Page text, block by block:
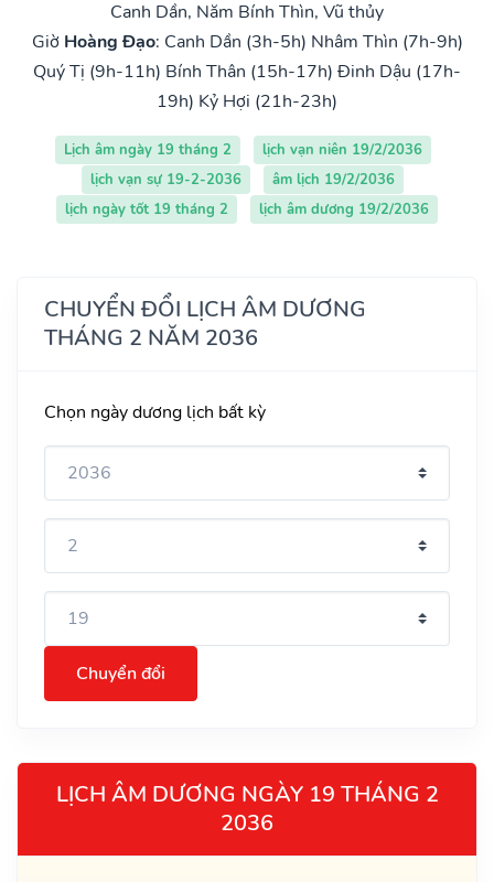
Canh Dần, Năm Bính Thìn, Vũ thủy
Giờ Hoàng Đạo: Canh Dần (3h-5h) Nhâm Thìn (7h-9h)
Quý Tị (9h-11h) Bính Thân (15h-17h) Đinh Dậu (17h-
19h) Kỷ Hợi (21h-23h)
Lịch âm ngày 19 tháng 2
lịch vạn niên 19/2/2036
lịch vạn sự 19-2-2036
âm lịch 19/2/2036
lịch ngày tốt 19 tháng 2
lịch âm dương 19/2/2036
CHUYỂN ĐỔI LỊCH ÂM DƯƠNG
THÁNG 2 NĂM 2036
Chọn ngày dương lịch bất kỳ
Chuyển đổi
LỊCH ÂM DƯƠNG NGÀY 19 THÁNG 2
2036